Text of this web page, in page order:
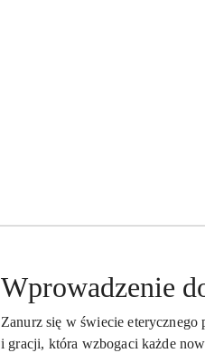
Wprowadzenie
Zanurz się w świecie
i gracji, która wzbogaci każde